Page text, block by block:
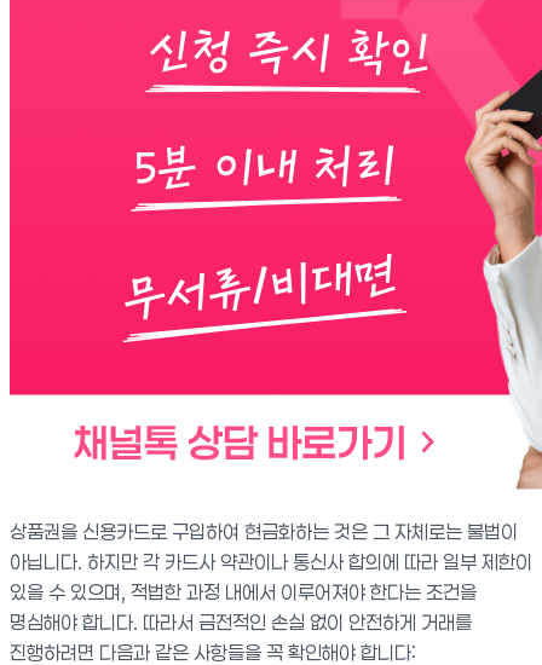
상품권을 신용카드로 구입하여 현금화하는 것은 그 자체로는 불법이
아닙니다. 하지만 각 카드사 약관이나 통신사 합의에 따라 일부 제한이
있을 수 있으며, 적법한 과정 내에서 이루어져야 한다는 조건을
명심해야 합니다. 따라서 금전적인 손실 없이 안전하게 거래를
진행하려면 다음과 같은 사항들을 꼭 확인해야 합니다: